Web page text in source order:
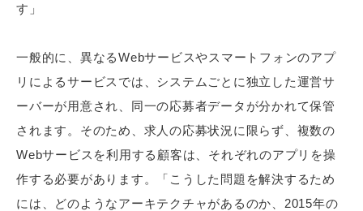
す」
一般的に、異なるWebサービスやスマートフォンのアプ
リによるサービスでは、システムごとに独立した運営サ
ーバーが用意され、同一の応募者データが分かれて保管
されます。そのため、求人の応募状況に限らず、複数の
Webサービスを利用する顧客は、それぞれのアプリを操
作する必要があります。「こうした問題を解決するため
には、どのようなアーキテクチャがあるのか、2015年の